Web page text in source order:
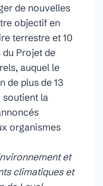
de nouvelles
objectif en
terrestre et 10
Projet de
auquel le
de plus de 13
soutient la
organismes
et
climatiques et